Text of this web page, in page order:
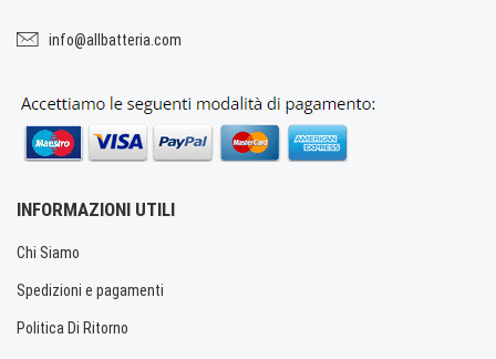
info@allbatteria.com
INFORMAZIONI UTILI
Chi Siamo
Spedizioni e pagamenti
Politica Di Ritorno